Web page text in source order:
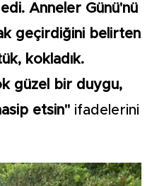
Anneler Günü'nü
geçirdiğini belirten
kokladık.
güzel bir duygu,
etsin" ifadelerini